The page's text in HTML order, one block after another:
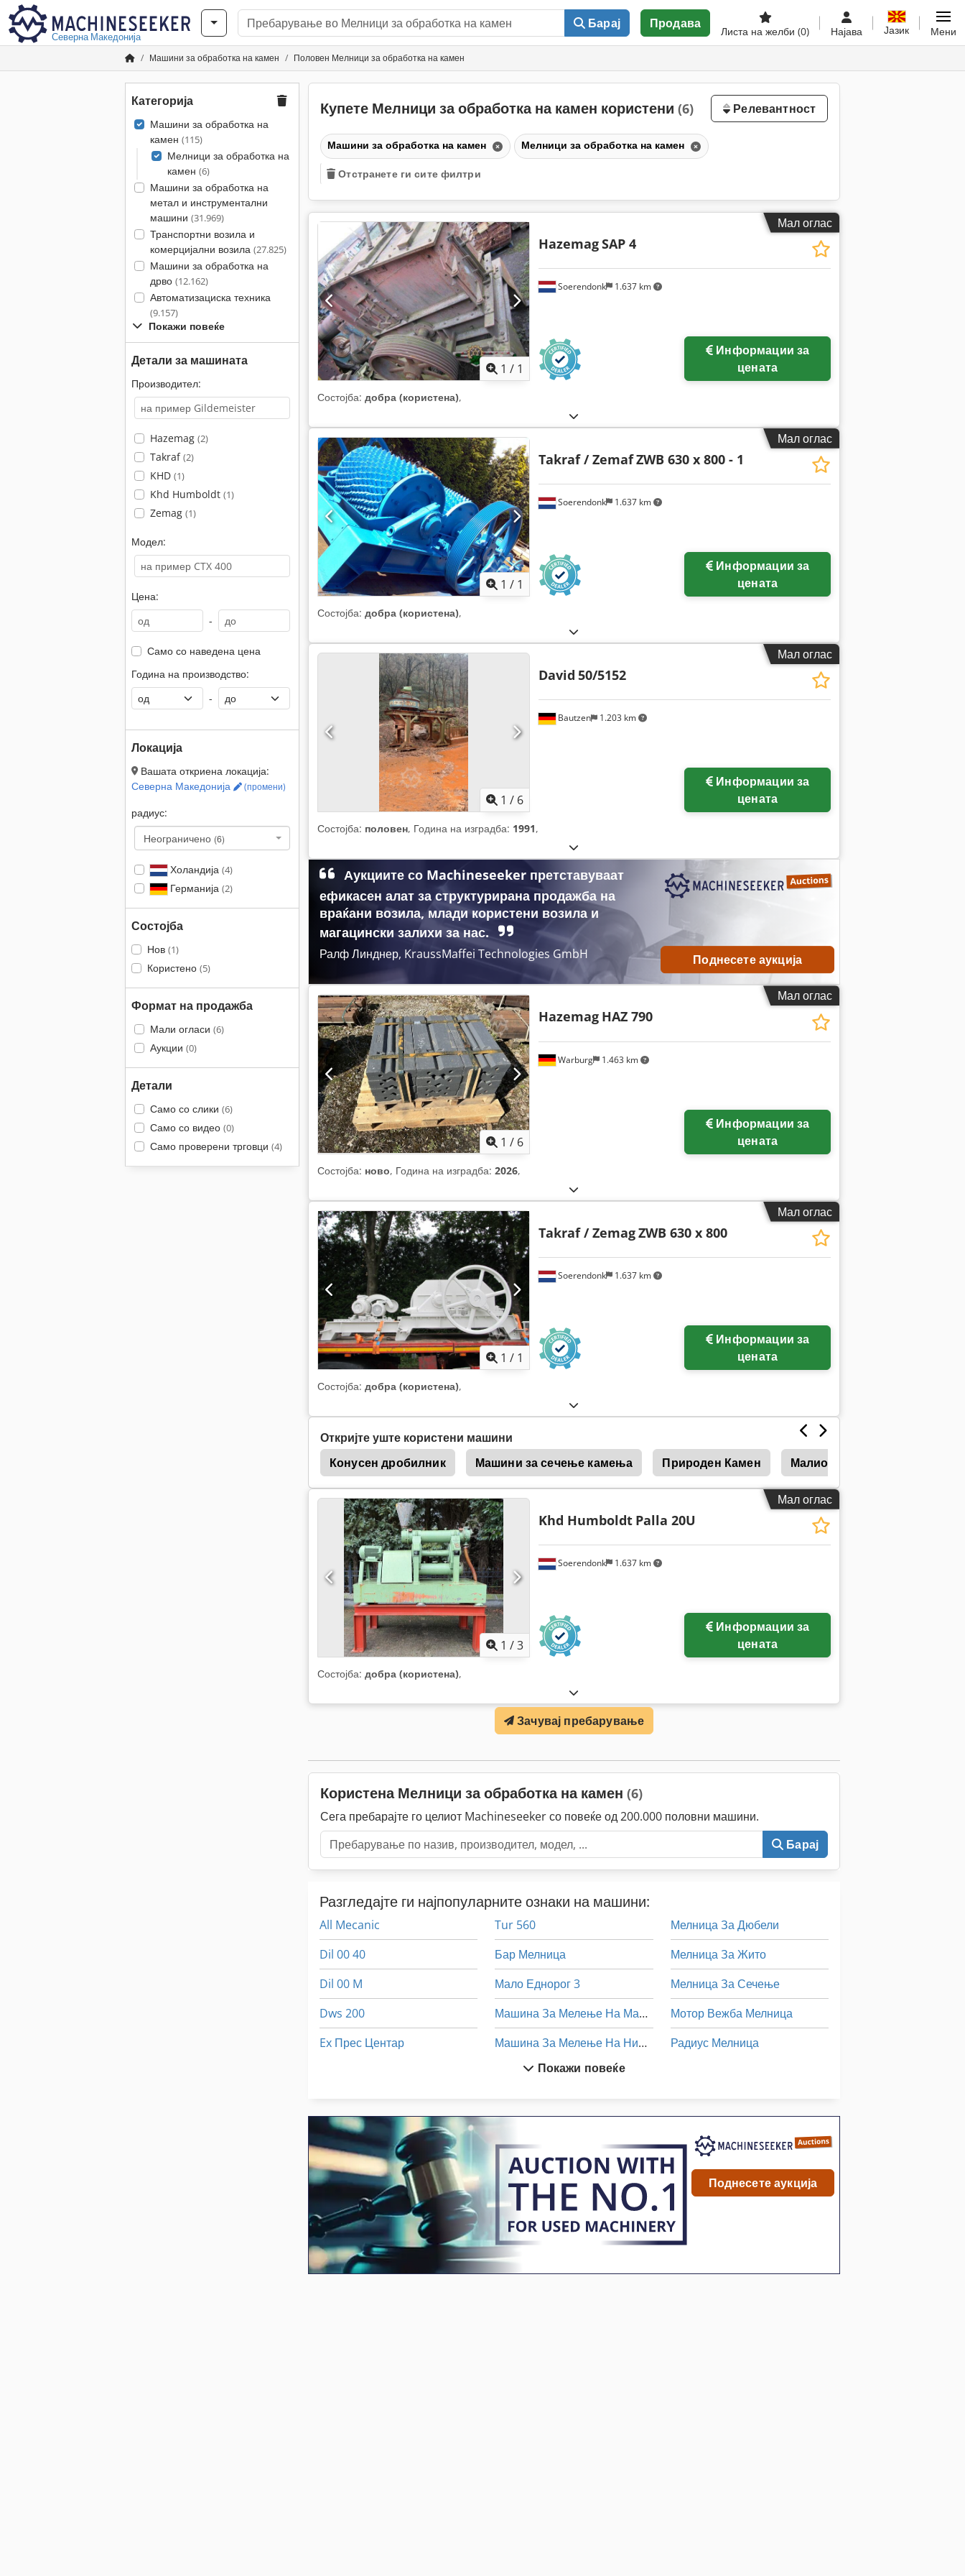
Северна Македонија
Барај Продава
Листа на желби (0) Најава Јазик Мени
Машини за обработка на камен Половен Мелници за обработка на камен
Категорија
Машини за обработка на
камен (115)
Мелници за обработка на
камен (6)
Машини за обработка на
метал и инструментални
машини (31.969)
Транспортни возила и
комерцијални возила (27.825)
Машини за обработка на
дрво (12.162)
Автоматизациска техника
(9.157)
Покажи повеќе
Детали за машината
Производител:
Hazemag (2)
Takraf(2)
KHD (1)
Khd Humboldt (1)
Zemag (1)
Модел:
Цена:
-
Само со наведена цена
Година на производство:
-
Локација
Вашата откриена локација:
Северна Македонија
(промени)
радиус:
Неограничено (6)
Холандија (4)
Германија (2)
Состојба
Нов (1)
Користено (5)
Формат на продажба
Мали огласи (6)
Аукции (0)
Детали
Само со слики (6)
Само со видео (0)
Само проверени трговци (4)
Купете Мелници за обработка на камен користени (6) Релевантност
Машини за обработка на камен Мелници за обработка на камен
Отстранете ги сите филтри
Мал оглас
1 / 1
Soerendonk 1.637 km
HazemagSAP 4
цената
Состојба: добра (користена),
Мал оглас
1 / 1
Soerendonk 1.637 km
Takraf / ZemafZWB 630 x 800 - 1
цената
Состојба: добра (користена),
Мал оглас
1 / 6
Bautzen 1.203 km
David 50/5152
цената
Состојба: половен, Година на изградба: 1991,
Аукциите со Machineseeker претставуваат
ефикасен алат за структурирана продажба на
враќани возила, млади користени возила и
магацински залихи за нас.
Ралф Линднер, KraussMaffei Technologies GmbH Поднесете аукција
Мал оглас
1 / 6
Warburg 1.463 km
Hazemag HAZ 790
цената
Состојба: ново, Година на изградба: 2026,
Мал оглас
1 / 1
Soerendonk 1.637 km
Takraf / ZemagZWB 630 x 800
цената
Состојба: добра (користена),
Откријте уште користени машини
Конусен дробилник
Машини за сечење камења Природен Камен Малиот Камен
Мал оглас
1 /3
Soerendonk 1.637 km
Khd Humboldt Palla 20U
цената
Состојба: добра (користена),
Зачувај пребарување
Користена Мелници за обработка на камен (6)
Сега пребарајте го целиот Machineseeker со повеќе од 200.000 половни машини.
Барај
Разгледајте ги најпопуларните ознаки на машини:
All Mecanic
Dil 00 40
Dil 00 M
Dws 200
Ex Прес Центар
Mi Nn
Stavostroj Vp 200
Tur 560
Бар Мелница
Мало Еднорог 3
Машина За Мелење На Машините
Машина За Мелење На Нишало
Мелница За Брашно
Мелница За Дюбели
Мелница За Жито
Мелница За Сечење
Мотор Вежба Мелница
Радиус Мелница
Покажи повеќе
Поднесете аукција